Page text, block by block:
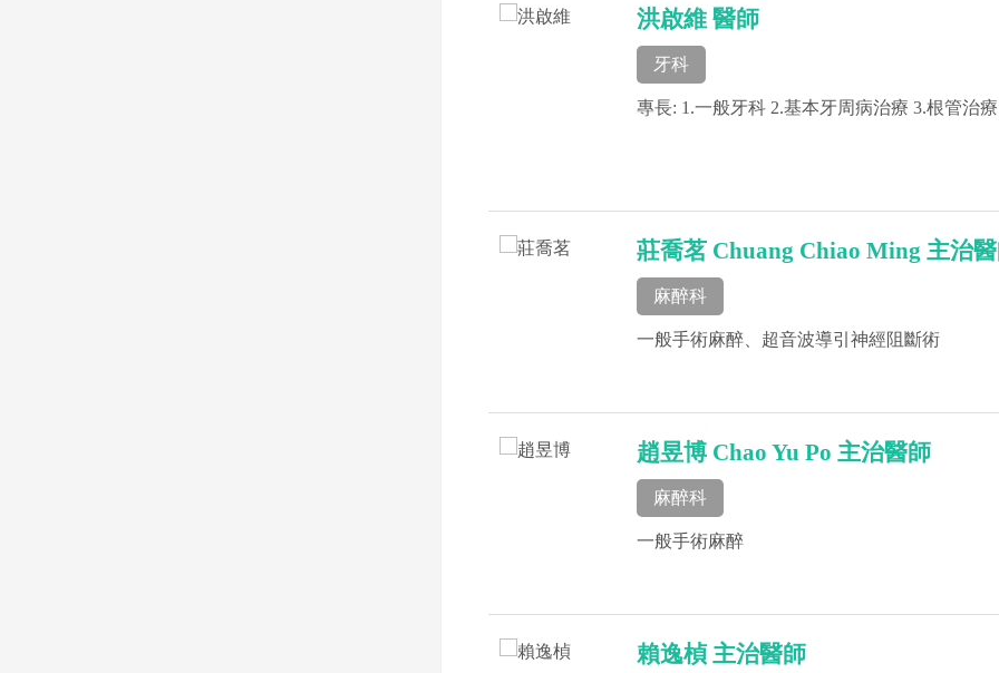
洪啟維 醫師
牙科
專長: 1.一般牙科 2.基本牙周病治療 3.根管治療
莊喬茗 Chuang Chiao Ming 主治
麻醉科
一般手術麻醉、超音波導引神經阻斷術
趙昱博 Chao Yu Po 主治醫師
麻醉科
一般手術麻醉
賴逸楨 主治醫師